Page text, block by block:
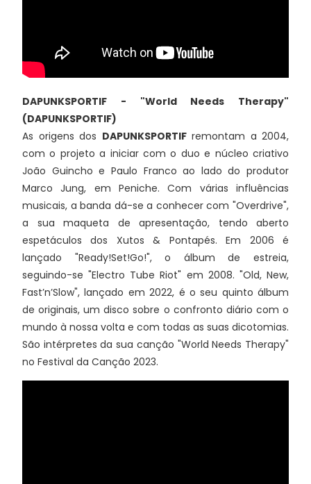
DAPUNKSPORTIF - "World Needs Therapy"
(DAPUNKSPORTIF)
As origens dos DAPUNKSPORTIFremontam a 2004,
com o projeto a iniciar com o duo e núcleo criativo
João Guincho e Paulo Franco ao lado do produtor
Marco Jung, em Peniche. Com várias influências
musicais, a banda dá-se a conhecer com "Overdrive",
a sua maqueta de apresentação, tendo aberto
espetáculos dos Xutos & Pontapés. Em 2006 é
lançado "Ready!Set!Go!", o álbum de estreia,
seguindo-se "Electro Tube Riot" em 2008. "Old, New,
Fast’n’Slow", lançado em 2022, é o seu quinto álbum
de originais, um disco sobre o confronto diário com o
mundo à nossa volta e com todas as suas dicotomias.
São intérpretes da sua canção "World Needs Therapy"
no Festival da Canção 2023.